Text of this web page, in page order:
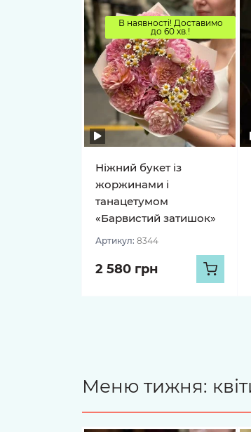
В наявності! Доставимо
до 60 хв.!
Ніжний букет із
жоржинами і
танацетумом
«Барвистий затишок»
Артикул: 8344
2 580 грн
Меню тижня: